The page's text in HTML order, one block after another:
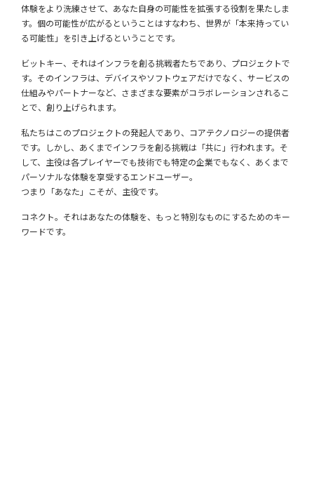
体験をより洗練させて、あなた自身の可能性を拡張する役割を果たしま
す。 個の可能性が広がるということはすなわち、 世界が「本来持ってい
る可能性」を引き上げるということです。
ビットキー、それはインフラを創る挑戦者たちであり、プロジェクトで
す。 そのインフラは、デバイスやソフトウェアだけでなく、サービスの
仕組みやパートナーなど、 さまざまな要素がコラボレーションされるこ
とで、創り上げられます。
私たちはこのプロジェクトの発起人であり、コアテクノロジーの提供者
です。
しかし、あくまでインフラを創る挑戦は「共に」行われます。 そ
して、主役は各プレイヤーでも技術でも特定の企業でもなく、 あくまで
パーソナルな体験を享受するエンドユーザー。
つまり「あなた」こそが、主役です。
コネクト。それはあなたの体験を、もっと特別なものにするためのキー
ワードです。